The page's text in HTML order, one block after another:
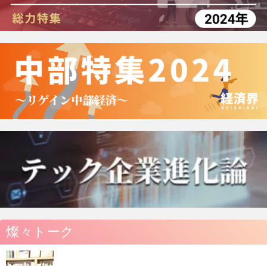
燦々トーク